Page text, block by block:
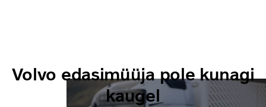
Volvo edasimüüja pole kunagi
kaugel